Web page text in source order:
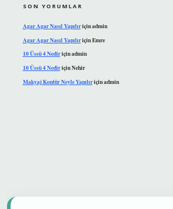
SON YORUMLAR
Agar Agar Nasıl Yapılıriçinadmin
Agar Agar Nasıl YapılıriçinEmre
10 Üssü 4 Nediriçinadmin
10 Üssü 4 NediriçinNehir
Makyaj Kontür Neyle Yapılıriçinadmin